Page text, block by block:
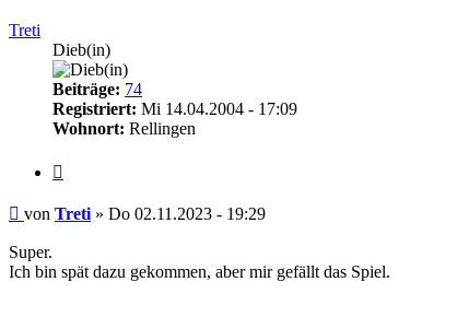
Treti
Dieb(in)
Beiträge: 74
Registriert: Mi 14.04.2004 - 17:09
Wohnort: Rellingen
Beitrag
von Treti » Do 02.11.2023 - 19:29
Super.
Ich bin spät dazu gekommen, aber mir gefällt das Spiel.